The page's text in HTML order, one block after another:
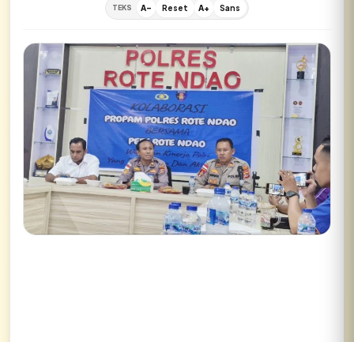
TEKS A- Reset A+ Sans
✕
Lihat semua hasil →